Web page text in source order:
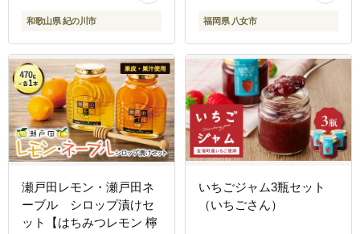
和歌山県 紀の川市 福岡県 八女市
瀬戸田レモン・瀬戸田ネ
ーブル シロップ漬けセ
ット【はちみつレモン 檸
いちごジャム3瓶セット
（いちごさん）